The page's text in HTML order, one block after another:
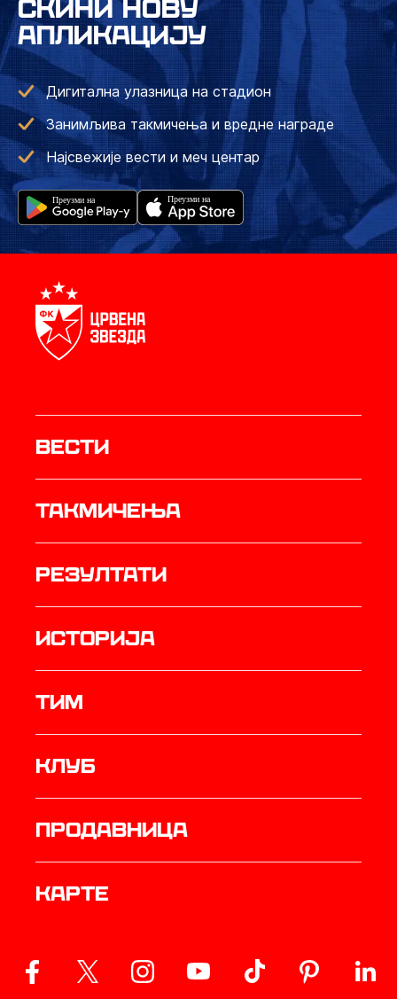
СКИНИ НОВУ
АПЛИКАЦИЈУ
Дигитална улазница на стадион
Занимљива такмичења и вредне награде
Најсвежије вести и меч центар
Вести
Такмичења
резултати
историја
ТИМ
Клуб
продавница
Карте